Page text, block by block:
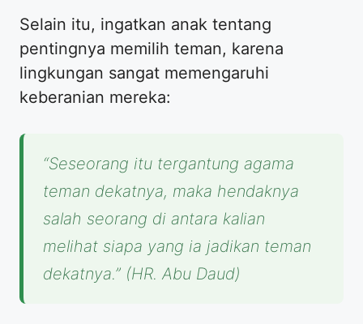
​Selain itu, ingatkan anak tentang
pentingnya memilih teman, karena
lingkungan sangat memengaruhi
keberanian mereka:
“Seseorang itu tergantung agama
teman dekatnya, maka hendaknya
salah seorang di antara kalian
melihat siapa yang ia jadikan teman
dekatnya.” (HR. Abu Daud)